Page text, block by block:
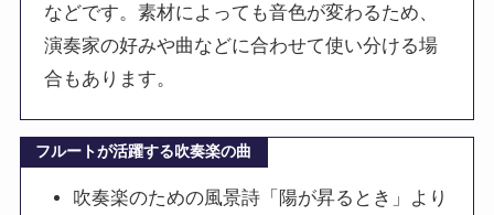
などです。素材によっても音色が変わるため、
演奏家の好みや曲などに合わせて使い分ける場
合もあります。
フルートが活躍する吹奏楽の曲
吹奏楽のための風景詩「陽が昇るとき」より